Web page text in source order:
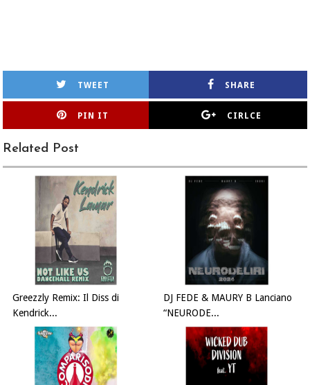
TWEET SHARE
PIN IT CIRLCE
Related Post
Greezzly Remix: Il Diss di
Kendrick...
DJ FEDE & MAURY B Lanciano
“NEURODE...